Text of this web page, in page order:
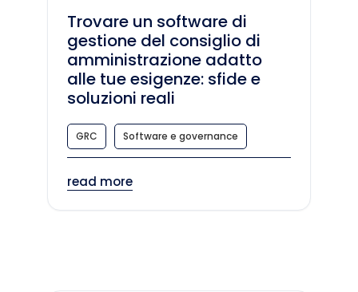
Trovare un software di
gestione del consiglio di
amministrazione adatto
alle tue esigenze: sfide e
soluzioni reali
GRC Software e governance
read more